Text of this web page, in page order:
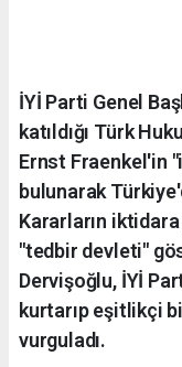
İYİ Parti Genel
katıldığı Türk
Ernst Fraenkel'in
bulunarak
Kararların
"tedbir devleti"
Dervişoğlu, İYİ
kurtarıp eşitlikçi
vurguladı.